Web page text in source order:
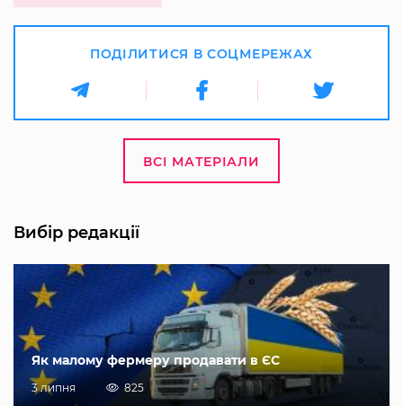
ПОДІЛИТИСЯ В СОЦМЕРЕЖАХ
ВСІ МАТЕРІАЛИ
Вибір редакції
Як малому фермеру продавати в ЄС
3 липня 825